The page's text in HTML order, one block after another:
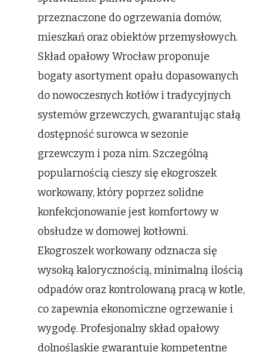
przeznaczone do ogrzewania domów,
mieszkań oraz obiektów przemysłowych.
Skład opałowy Wrocław proponuje
bogaty asortyment opału dopasowanych
do nowoczesnych kotłów i tradycyjnych
systemów grzewczych, gwarantując stałą
dostępność surowca w sezonie
grzewczym i poza nim. Szczególną
popularnością cieszy się ekogroszek
workowany, który poprzez solidne
konfekcjonowanie jest komfortowy w
obsłudze w domowej kotłowni.
Ekogroszek workowany odznacza się
wysoką kalorycznością, minimalną ilością
odpadów oraz kontrolowaną pracą w kotle,
co zapewnia ekonomiczne ogrzewanie i
wygodę. Profesjonalny skład opałowy
dolnośląskie gwarantuje kompetentne